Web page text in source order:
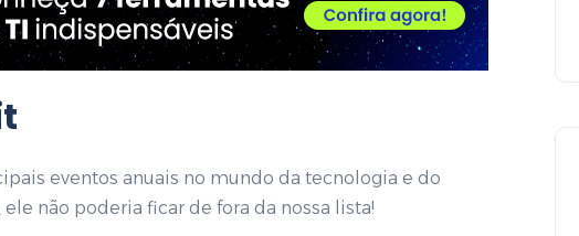
eventos anuais no mundo da tecnologia e do
ele não poderia ficar de fora da nossa lista!